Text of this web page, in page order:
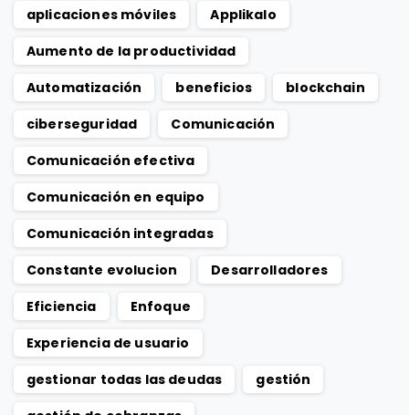
aplicaciones móviles
Applikalo
Aumento de la productividad
Automatización
beneficios
blockchain
ciberseguridad
Comunicación
Comunicación efectiva
Comunicación en equipo
Comunicación integradas
Constante evolucion
Desarrolladores
Eficiencia
Enfoque
Experiencia de usuario
gestionar todas las deudas
gestión